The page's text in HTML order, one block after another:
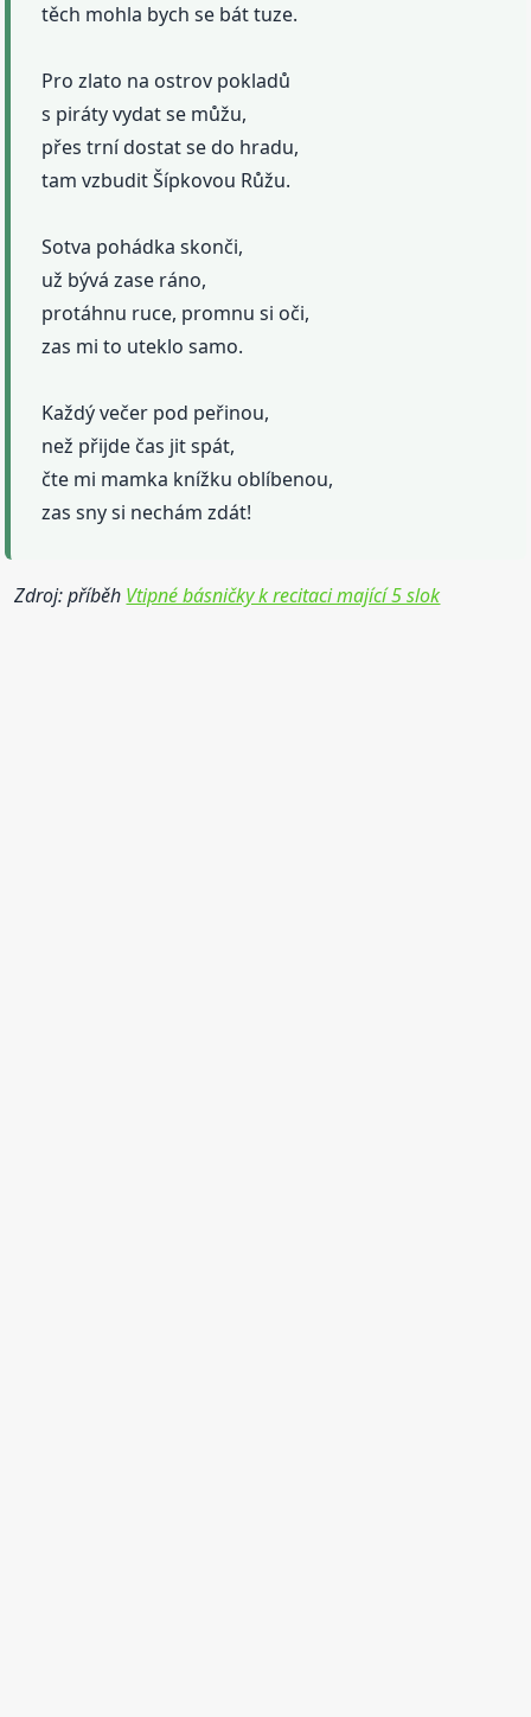
těch mohla bych se bát tuze.
Pro zlato na ostrov pokladů
s piráty vydat se můžu,
přes trní dostat se do hradu,
tam vzbudit Šípkovou Růžu.
Sotva pohádka skonči,
už bývá zase ráno,
protáhnu ruce, promnu si oči,
zas mi to uteklo samo.
Každý večer pod peřinou,
než přijde čas jit spát,
čte mi mamka knížku oblíbenou,
zas sny si nechám zdát!
Zdroj: příběh Vtipné básničky k recitaci mající 5 slok